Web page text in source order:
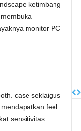
ketimbang
monitor PC
case seklaigus
feel
sensitivitas